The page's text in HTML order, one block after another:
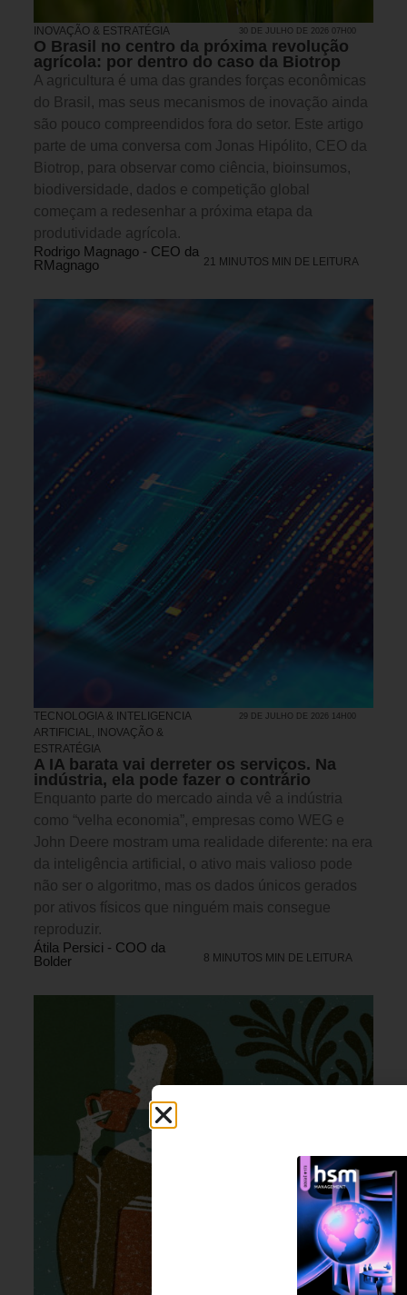
INOVAÇÃO & ESTRATÉGIA 30 DE JULHO DE 2026 07H00
O Brasil no centro da próxima revolução
agrícola: por dentro do caso da Biotrop
A agricultura é uma das grandes forças econômicas
do Brasil, mas seus mecanismos de inovação ainda
são pouco compreendidos fora do setor. Este artigo
parte de uma conversa com Jonas Hipólito, CEO da
Biotrop, para observar como ciência, bioinsumos,
biodiversidade, dados e competição global
começam a redesenhar a próxima etapa da
produtividade agrícola.
Rodrigo Magnago - CEO da
RMagnago
21 MINUTOS MIN DE LEITURA
TECNOLOGIA & INTELIGENCIA
ARTIFICIAL
INOVAÇÃO &
ESTRATÉGIA
29 DE JULHO DE 2026 14H00
A IA barata vai derreter os serviços. Na
indústria, ela pode fazer o contrário
Enquanto parte do mercado ainda vê a indústria
como “velha economia”, empresas como WEG e
John Deere mostram uma realidade diferente: na era
da inteligência artificial, o ativo mais valioso pode
não ser o algoritmo, mas os dados únicos gerados
por ativos físicos que ninguém mais consegue
reproduzir.
Átila Persici - COO da
Bolder
8 MINUTOS MIN DE LEITURA